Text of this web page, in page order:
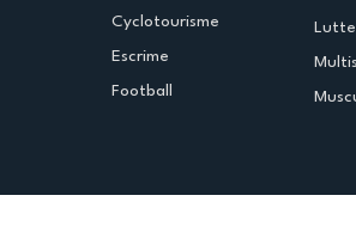
Cyclotourisme
Escrime
Football
Lutte